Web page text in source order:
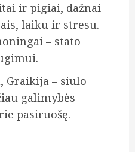
ir pigiai, dažnai
laiku ir stresu.
– stato
Graikija – siūlo
galimybės
pasiruošę.